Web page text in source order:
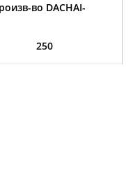
во DACHAI-
250